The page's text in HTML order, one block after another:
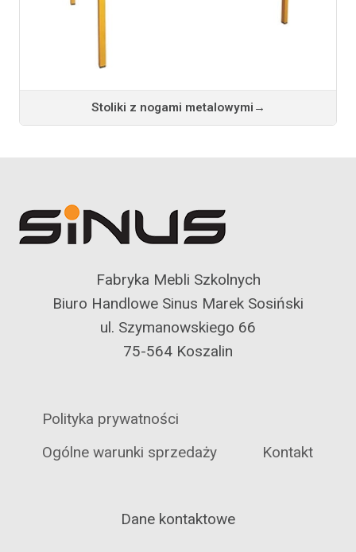
Stoliki z nogami metalowymi →
Fabryka Mebli Szkolnych
Biuro Handlowe Sinus Marek Sosiński
ul. Szymanowskiego 66
75-564 Koszalin
Polityka prywatności
Ogólne warunki sprzedaży
Kontakt
Dane kontaktowe